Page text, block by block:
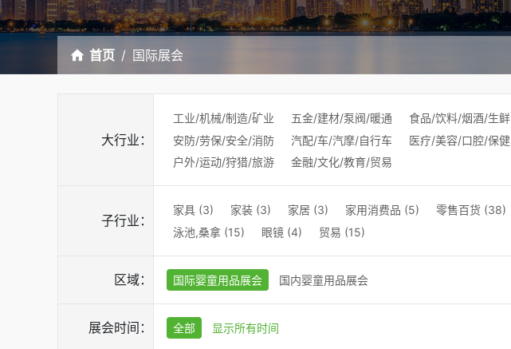
首页 国际展会
大行业：
工业/机械/制造/矿业 五金/建材/泵阀/暖通 食品/饮料/烟酒/生鲜
安防/劳保/安全/消防
汽配/车/汽摩/自行车 医疗/美容/口腔/保健
户外/运动/狩猎/旅游
金融/文化/教育/贸易
子行业：
家具 (3) 家装 (3) 家居 (3) 家用消费品 (5) 零售百货 (38)
泳池,桑拿 (15)
眼镜 (4) 贸易 (15)
区域： 国际婴童用品展会 国内婴童用品展会
展会时间： 全部 显示所有时间